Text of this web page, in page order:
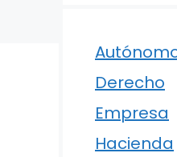
Derecho
Empresa
Hacienda